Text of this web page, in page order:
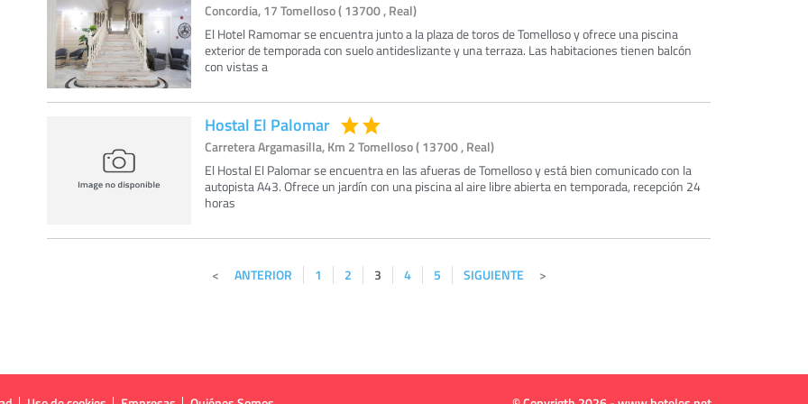
Concordia, 17 Tomelloso ( 13700 , Real)
El Hotel Ramomar se encuentra junto a la plaza de toros de Tomelloso y ofrece una piscina
exterior de temporada con suelo antideslizante y una terraza. Las habitaciones tienen balcón
con vistas a
Hostal El Palomar
Carretera Argamasilla, Km 2 Tomelloso ( 13700 , Real)
El Hostal El Palomar se encuentra en las afueras de Tomelloso y está bien comunicado con la
autopista A43. Ofrece un jardín con una piscina al aire libre abierta en temporada, recepción 24
horas
ANTERIOR 1 2 3 4 5 SIGUIENTE